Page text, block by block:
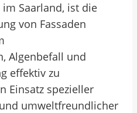
Saarland, ist die
von Fassaden
Algenbefall und
effektiv zu
Einsatz spezieller
umweltfreundlicher